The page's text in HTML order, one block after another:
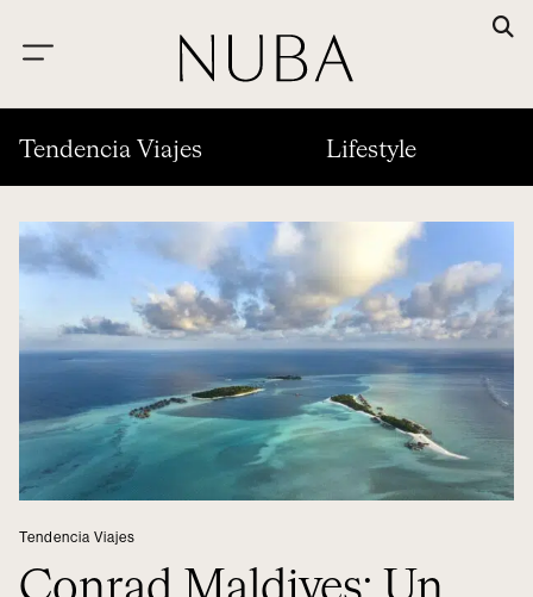
Tendencia Viajes Lifestyle
Tendencia Viajes